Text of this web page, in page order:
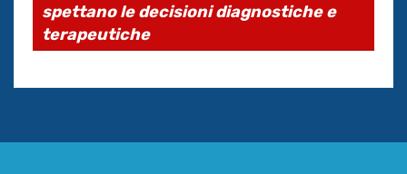
spettano le decisioni diagnostiche e
terapeutiche